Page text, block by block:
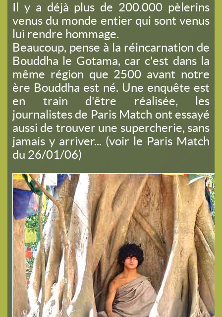
Il y a déjà plus de 200.000 pèlerins
venus du monde entier qui sont venus
lui rendre hommage.
Beaucoup, pense à la réincarnation de
Bouddha le Gotama, car c'est dans la
même région que 2500 avant notre
ère Bouddha est né. Une enquête est
en train d'être réalisée, les
journalistes de Paris Match ont essayé
aussi de trouver une supercherie, sans
jamais y arriver... (voir le Paris Match
du 26/01/06)